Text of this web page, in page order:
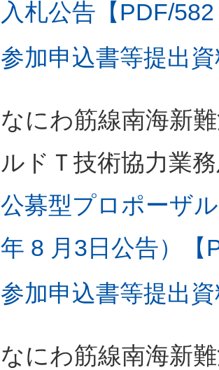
入札公告【PDF/
参加申込書等提出
なにわ筋線南海新
ルドＴ技術協力業
公募型プロポーザ
年 8 月3日公告）【
参加申込書等提出
なにわ筋線南海新